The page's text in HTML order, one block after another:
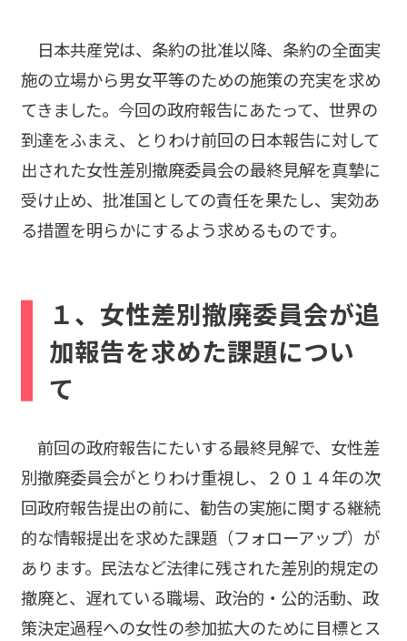
日本共産党は、条約の批准以降、条約の全面実
施の立場から男女平等のための施策の充実を求め
てきました。今回の政府報告にあたって、世界の
到達をふまえ、とりわけ前回の日本報告に対して
出された女性差別撤廃委員会の最終見解を真摯に
受け止め、批准国としての責任を果たし、実効あ
る措置を明らかにするよう求めるものです。
１、女性差別撤廃委員会が追
加報告を求めた課題につい
て
前回の政府報告にたいする最終見解で、女性差
別撤廃委員会がとりわけ重視し、２０１４年の次
回政府報告提出の前に、勧告の実施に関する継続
的な情報提出を求めた課題（フォローアップ）が
あります。民法など法律に残された差別的規定の
撤廃と、遅れている職場、政治的・公的活動、政
策決定過程への女性の参加拡大のために目標とス